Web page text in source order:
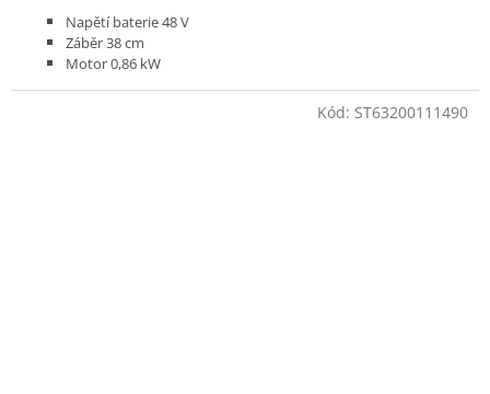
Napětí baterie48 V
Záběr 38 cm
Motor 0,86 kW
Kód: ST63200111490